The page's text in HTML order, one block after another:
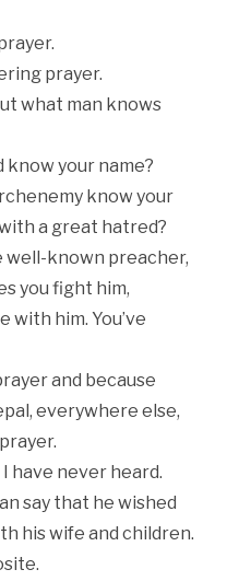
prayer.
what man knows
know your name?
know your
a great hatred?
well-known preacher,
you fight him,
with him. You’ve
and because
everywhere else,
have never heard.
say that he wished
his wife and children.